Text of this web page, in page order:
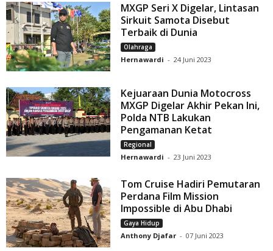
MXGP Seri X Digelar, Lintasan
Sirkuit Samota Disebut
Terbaik di Dunia
Olahraga
Hernawardi - 24 Juni 2023
Kejuaraan Dunia Motocross
MXGP Digelar Akhir Pekan Ini,
Polda NTB Lakukan
Pengamanan Ketat
Regional
Hernawardi - 23 Juni 2023
Tom Cruise Hadiri Pemutaran
Perdana Film Mission
Impossible di Abu Dhabi
Gaya Hidup
Anthony Djafar - 07 Juni 2023